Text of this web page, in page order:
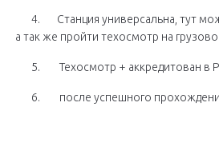
4. Станция универсальна, тут
а так же пройти техосмотр на
5. Техосмотр + аккредитован в
6. после успешного прохождения